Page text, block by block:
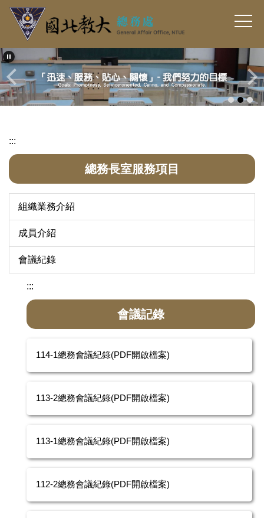
跳
要
內
容
區
:::
總務長室服務項目
組織業務介紹
成員介紹
會議紀錄
:::
會議記錄
114-1總務會議紀錄(PDF開啟檔案)
113-2總務會議紀錄(PDF開啟檔案)
113-1總務會議紀錄(PDF開啟檔案)
112-2總務會議紀錄(PDF開啟檔案)